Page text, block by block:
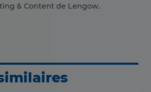
& Content de Lengow.